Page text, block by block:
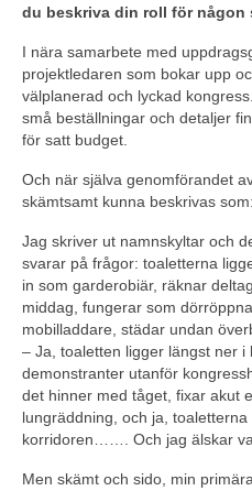
du beskriva din roll för någon
I nära samarbete med
projektledaren som bokar upp
välplanerad och lyckad
små beställningar och detaljer
för satt budget.
Och när själva genomförandet
skämtsamt kunna beskrivas som:
Jag skriver ut namnskyltar och
svarar på frågor: toaletterna
in som garderobiär, räknar
middag, fungerar som
mobilladdare, städar undan
– Ja, toaletten ligger längst ner i
demonstranter utanför
det hinner med tåget, fixar akut
lungräddning, och ja,
korridoren……. Och jag älskar
Men skämt och sido, min